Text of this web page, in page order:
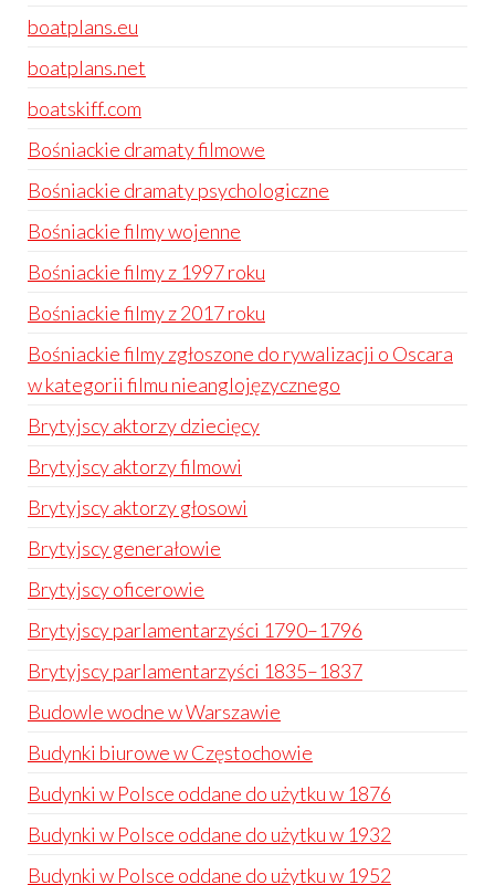
boatplans.eu
boatplans.net
boatskiff.com
Bośniackie dramaty filmowe
Bośniackie dramaty psychologiczne
Bośniackie filmy wojenne
Bośniackie filmy z 1997 roku
Bośniackie filmy z 2017 roku
Bośniackie filmy zgłoszone do rywalizacji o Oscara
w kategorii filmu nieanglojęzycznego
Brytyjscy aktorzy dziecięcy
Brytyjscy aktorzy filmowi
Brytyjscy aktorzy głosowi
Brytyjscy generałowie
Brytyjscy oficerowie
Brytyjscy parlamentarzyści 1790–1796
Brytyjscy parlamentarzyści 1835–1837
Budowle wodne w Warszawie
Budynki biurowe w Częstochowie
Budynki w Polsce oddane do użytku w 1876
Budynki w Polsce oddane do użytku w 1932
Budynki w Polsce oddane do użytku w 1952